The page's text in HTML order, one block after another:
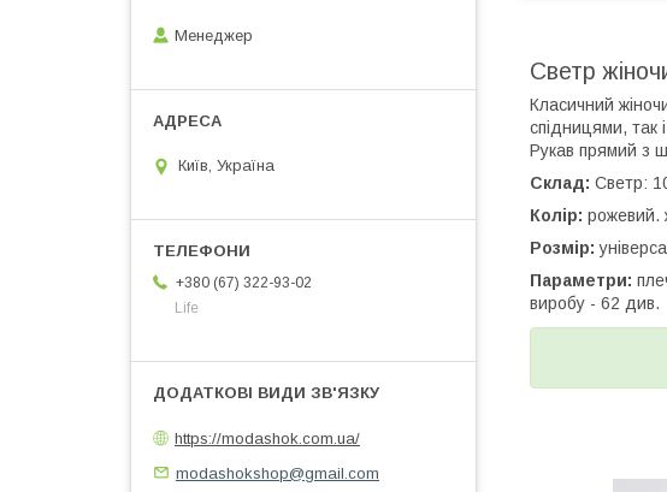
Светр
Класичний
спідницями, так
Рукав прямий з
Склад: Светр:
Колір: рожевий.
Розмір:
Параметри:
виробу - 62 див.
Менеджер
Київ, Україна
+380 (67) 322-93-02
Life
https://modashok.com.ua/
modashokshop@gmail.com